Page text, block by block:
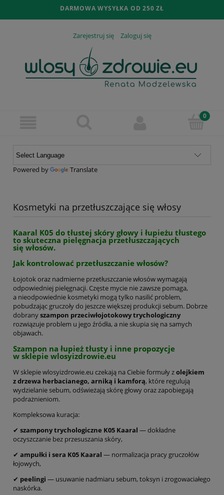
DARMOWA WYSYŁKA OD 250 ZŁ
Zarejestruj się Zaloguj się
Powered by Translate
Kosmetyki na przetłuszczające się włosy
Kaaral K05 do tłustej skóry głowy i łupieżu tłustego
to skuteczna pielęgnacja przetłuszczających
się włosów.
Jak kontrolować przetłuszczanie włosów?
Łojotok oraz nadmierne przetłuszczanie włosów wymagają
odpowiedniej pielęgnacji. Częste mycie nie zawsze pomaga,
a nieodpowiednie kosmetyki mogą tylko nasilić problem,
pobudzając gruczoły do jeszcze większej produkcji sebum. Dobrze
dobranyszampon przeciwłojotokowy trychologiczny
rozwiązuje problem u jego źródła, a nie skupia się na samych
objawach.
Szampon na łupież tłusty i inne propozycje
w sklepie wlosyizdrowie.eu
W sklepie wlosyizdrowie.eu czekają na Ciebie formuły zolejkiem
z drzewa herbacianego, arniką i kamforą, które regulują
wydzielanie sebum, odświeżają skórę głowy oraz zapobiegają
podrażnieniom.
Kompleksowa kuracja:
✔ szampony trychologiczne K05 Kaaral — dokładne
oczyszczanie bez przesuszania skóry,
✔ ampułki i sera K05 Kaaral — normalizacja pracy gruczołów
łojowych,
✔ peelingi — usuwanie nadmiaru sebum, toksyn i zrogowaciałego
naskórka.